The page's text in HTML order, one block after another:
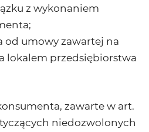
z wykonaniem
od umowy zawartej na
lokalem przedsiębiorstwa
zawarte w art.
niedozwolonych